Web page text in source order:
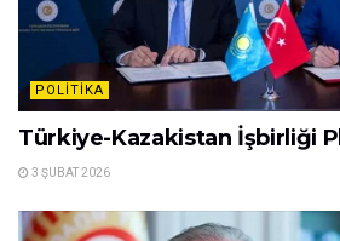
POLITIKA
Türkiye-Kazakistan İşbirliği
3 ŞUBAT 2026